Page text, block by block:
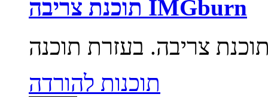
תוכנת צריבה IMGburn
תוכנות להורדה